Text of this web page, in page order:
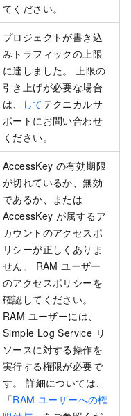
てください。
プロジェクトが書き込
みトラフィックの上限
に達しました。 上限の
引き上げが必要な場合
は、
してテクニカルサ
ポートにお問い合わせ
ください。
AccessKey の有効期限
が切れているか、無効
であるか、または
AccessKey が属するア
カウントのアクセスポ
リシーが正しくありま
せん。 RAM ユーザー
のアクセスポリシーを
確認してください。
RAM ユーザーには、
Simple Log Service リ
ソースに対する操作を
実行する権限が必要で
す。 詳細については、
「RAM ユーザーへの権